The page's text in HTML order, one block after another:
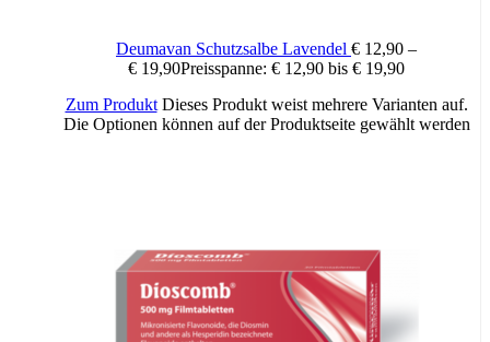
Deumavan Schutzsalbe Lavendel € 12,90 –
€ 19,90Preisspanne: € 12,90 bis € 19,90
Zum Produkt Dieses Produkt weist mehrere Varianten auf.
Die Optionen können auf der Produktseite gewählt werden